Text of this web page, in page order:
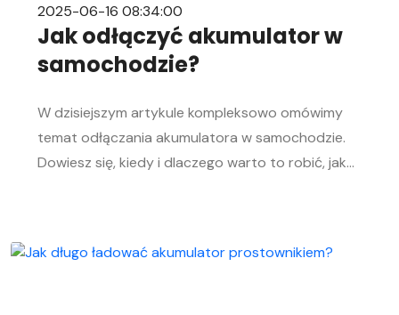
2025-06-16 08:34:00
Jak odłączyć akumulator w
samochodzie?
W dzisiejszym artykule kompleksowo omówimy
temat odłączania akumulatora w samochodzie.
Dowiesz się, kiedy i dlaczego warto to robić, jak
niezależnie od Twojego doświadczenia w